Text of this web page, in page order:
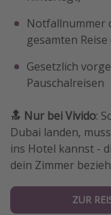
Notfallnummer
gesamten
Gesetzlich
Pauschalreisen
🔝 Nur bei Vivido:
Dubai landen,
ins Hotel kannst -
dein Zimmer
ZUR